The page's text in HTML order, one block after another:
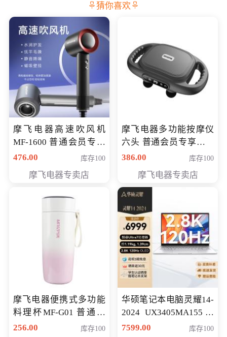
猜你喜欢
摩飞电器高速吹风机
MF-1600 普通会员专享
价298元
476.00 库存100
摩飞电器专卖店
摩飞电器多功能按摩仪
六头 普通会员专享价格
199元
386.00 库存100
摩飞电器专卖店
摩飞电器便携式多功能
料理杯MF-G01 普通会
员专享价格118元
256.00 库存100
华硕笔记本电脑灵耀14-
2024 UX3405MA155冰
川银 oled 智慧轻薄本 会
7599.00 库存100